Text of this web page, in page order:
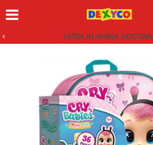
HITRA IN VARNA DOSTAVA